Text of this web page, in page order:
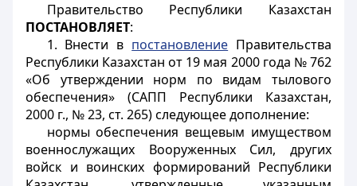
Правительство Республики Казахстан
ПОСТАНОВЛЯЕТ:
1. Внести в постановление Правительства
Республики Казахстан от 19 мая 2000 года № 762
«Об утверждении норм по видам тылового
обеспечения» (САПП Республики Казахстан,
2000 г., № 23, ст. 265) следующее дополнение:
нормы обеспечения вещевым имуществом
военнослужащих Вооруженных Сил, других
войск и воинских формирований Республики